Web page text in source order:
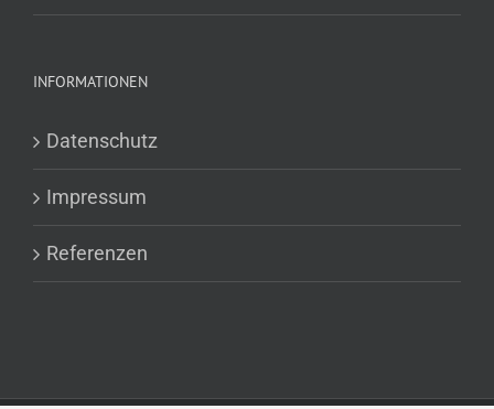
INFORMATIONEN
Datenschutz
Impressum
Referenzen